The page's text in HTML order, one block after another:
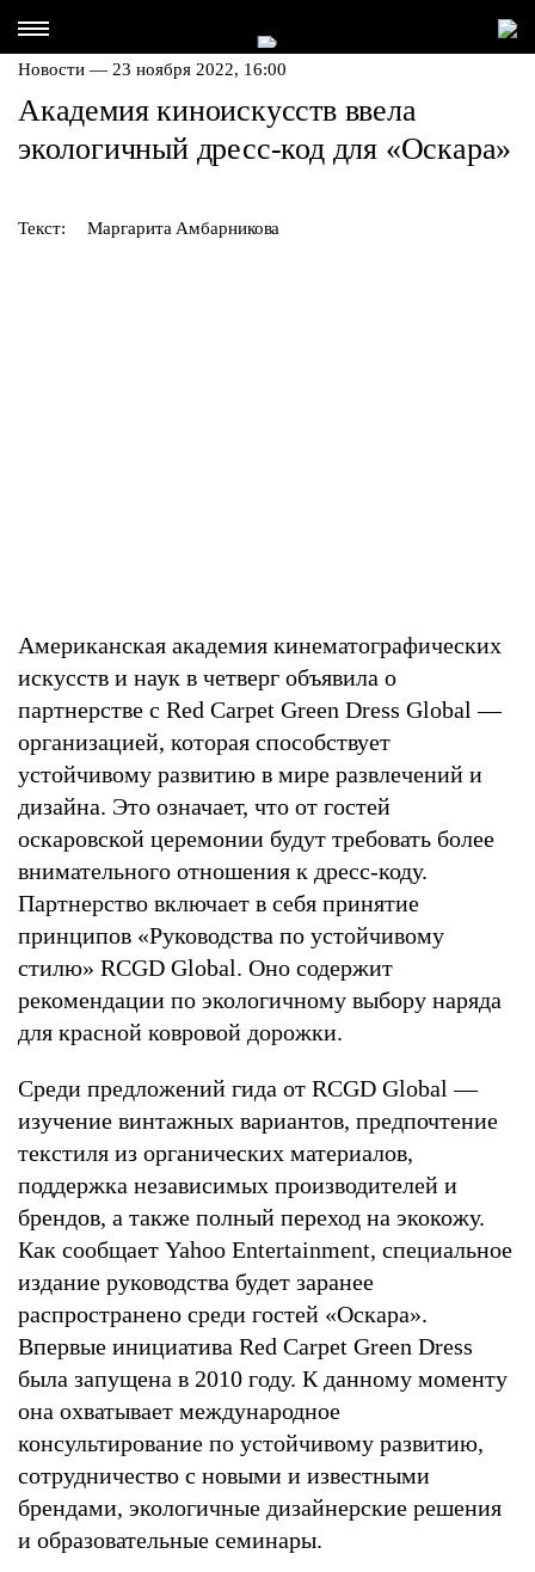
Новости — 23 ноября 2022, 16:00
Академия киноискусств ввела
экологичный дресс-код для «Оскара»
Текст: Маргарита Амбарникова
Американская академия кинематографических
искусств и наук в четверг объявила о
партнерстве с Red Carpet Green Dress Global —
организацией, которая способствует
устойчивому развитию в мире развлечений и
дизайна. Это означает, что от гостей
оскаровской церемонии будут требовать более
внимательного отношения к дресс-коду.
Партнерство включает в себя принятие
принципов «Руководства по устойчивому
стилю» RCGD Global. Оно содержит
рекомендации по экологичному выбору наряда
для красной ковровой дорожки.
Среди предложений гида от RCGD Global —
изучение винтажных вариантов, предпочтение
текстиля из органических материалов,
поддержка независимых производителей и
брендов, а также полный переход на экокожу.
Как сообщает Yahoo Entertainment, специальное
издание руководства будет заранее
распространено среди гостей «Оскара».
Впервые инициатива Red Carpet Green Dress
была запущена в 2010 году. К данному моменту
она охватывает международное
консультирование по устойчивому развитию,
сотрудничество с новыми и известными
брендами, экологичные дизайнерские решения
и образовательные семинары.